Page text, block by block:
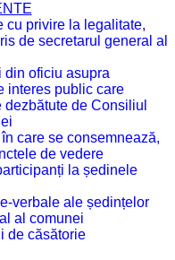
cu privire la legalitate,
de secretarul general al
din oficiu asupra
interes public care
dezbătute de Consiliul
care se consemnează,
de vedere
la ședinele
verbale ale ședințelor
al comunei
de căsătorie